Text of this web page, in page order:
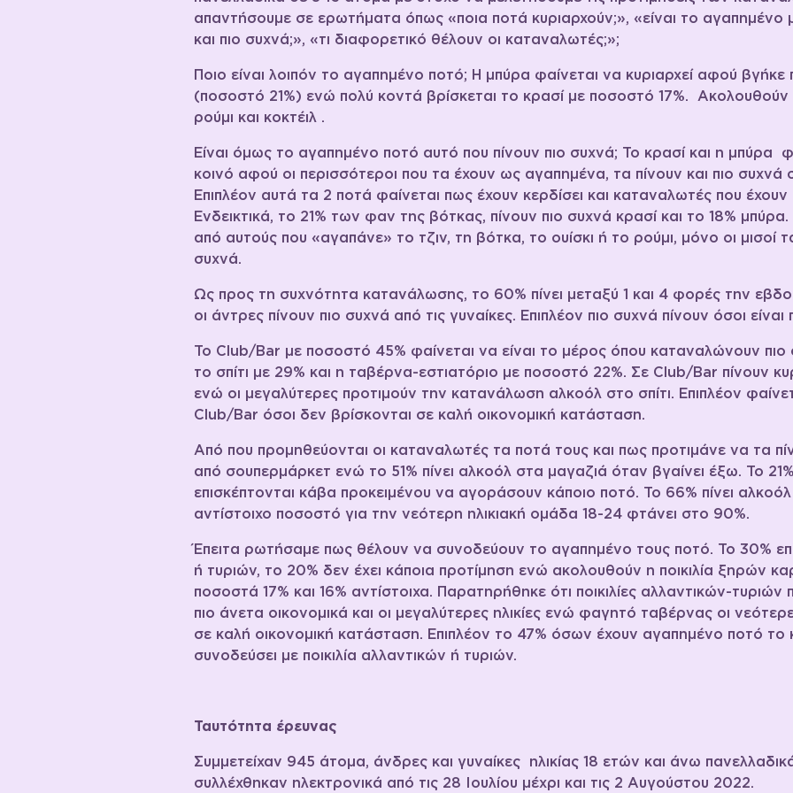
απαντήσουμε σε ερωτήματα όπως «ποια ποτά κυριαρχούν;», «είναι το αγαπημένο
και πιο συχνά;», «τι διαφορετικό θέλουν οι καταναλωτές;»;
Ποιο είναι λοιπόν το αγαπημένο ποτό; Η μπύρα φαίνεται να κυριαρχεί αφού
(ποσοστό 21%) ενώ πολύ κοντά βρίσκεται το κρασί με ποσοστό 17%. Ακολουθούν
ρούμι και κοκτέιλ .
Είναι όμως το αγαπημένο ποτό αυτό που πίνουν πιο συχνά; Το κρασί και η μπύρα
κοινό αφού οι περισσότεροι που τα έχουν ως αγαπημένα, τα πίνουν και πιο
Επιπλέον αυτά τα 2 ποτά φαίνεται πως έχουν κερδίσει και καταναλωτές που
Ενδεικτικά, το 21% των φαν της βότκας, πίνουν πιο συχνά κρασί και το 18%
από αυτούς που «αγαπάνε» το τζιν, τη βότκα, το ουίσκι ή το ρούμι, μόνο οι μισοί
συχνά.
Ως προς τη συχνότητα κατανάλωσης, το 60% πίνει μεταξύ 1 και 4 φορές την
οι άντρες πίνουν πιο συχνά από τις γυναίκες. Επιπλέον πιο συχνά πίνουν όσοι είναι
Το Club/Bar με ποσοστό 45% φαίνεται να είναι το μέρος όπου καταναλώνουν
το σπίτι με 29% και η ταβέρνα-εστιατόριο με ποσοστό 22%. Σε Club/Bar πίνουν
ενώ οι μεγαλύτερες προτιμούν την κατανάλωση αλκοόλ στο σπίτι. Επιπλέον
Club/Bar όσοι δεν βρίσκονται σε καλή οικονομική κατάσταση.
Από που προμηθεύονται οι καταναλωτές τα ποτά τους και πως προτιμάνε να τα
από σουπερμάρκετ ενώ το 51% πίνει αλκοόλ στα μαγαζιά όταν βγαίνει έξω. Το
επισκέπτονται κάβα προκειμένου να αγοράσουν κάποιο ποτό. Το 66% πίνει
αντίστοιχο ποσοστό για την νεότερη ηλικιακή ομάδα 18-24 φτάνει στο 90%.
Έπειτα ρωτήσαμε πως θέλουν να συνοδεύουν το αγαπημένο τους ποτό. Το 30%
ή τυριών, το 20% δεν έχει κάποια προτίμηση ενώ ακολουθούν η ποικιλία ξηρών
ποσοστά 17% και 16% αντίστοιχα. Παρατηρήθηκε ότι ποικιλίες αλλαντικών-τυριών
πιο άνετα οικονομικά και οι μεγαλύτερες ηλικίες ενώ φαγητό ταβέρνας οι
σε καλή οικονομική κατάσταση. Επιπλέον το 47% όσων έχουν αγαπημένο ποτό το
συνοδεύσει με ποικιλία αλλαντικών ή τυριών.
Ταυτότητα έρευνας
Συμμετείχαν 945 άτομα, άνδρες και γυναίκες ηλικίας 18 ετών και άνω
συλλέχθηκαν ηλεκτρονικά από τις 28 Ιουλίου μέχρι και τις 2 Αυγούστου 2022.